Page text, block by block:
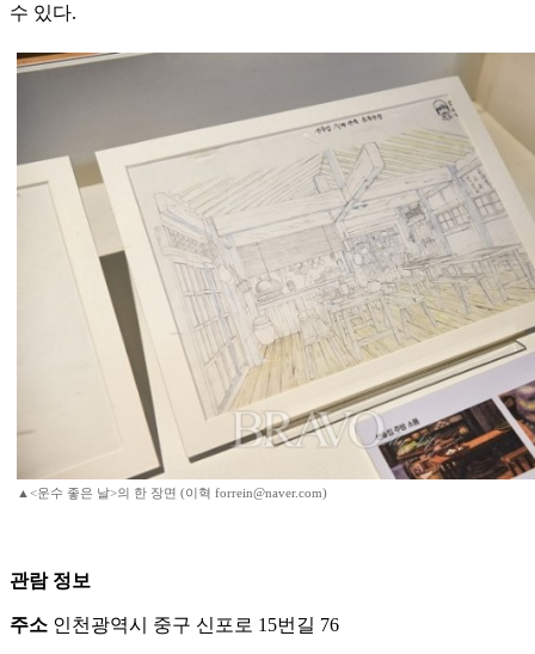
수 있다.
▲<운수 좋은 날>의 한 장면 (이혁 forrein@naver.com)
관람 정보
주소 인천광역시 중구 신포로 15번길 76